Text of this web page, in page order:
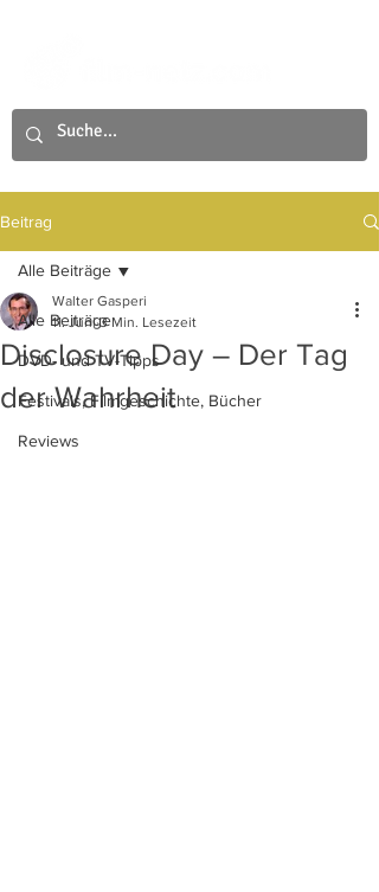
Beitrag
Alle Beiträge
DVD- und TV-Tipps
Festivals, Filmgeschichte, Bücher
Reviews
Alle Beiträge
Disclosure Day – Der Tag
der Wahrheit
Walter Gasperi
11. Juni 3 Min. Lesezeit